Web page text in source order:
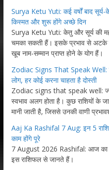
Surya Ketu Yuti: कई वर्षों बाद सूर्य-
किस्मत और शुरू होंगे अच्छे दिन
Surya Ketu Yuti: केतु और सूर्य की
चमका सकती हैं। इसके प्रभाव से अटके
खूब नाम-सम्मान प्राप्त होने के योग हैं।
Zodiac Signs That Speak Well:
लोग, हर कोई करना चाहता है दोस्ती
Zodiac signs that speak well:
स्वभाव अलग होता है। कुछ राशियों के
मानी जाती है, जिससे उनकी वाणी
Aaj Ka Rashifal 7 Aug: इन 5 राशि
काम होंगे पूरे
7 August 2026 Rashifal: आज का
इस राशिफल से जानते हैं।